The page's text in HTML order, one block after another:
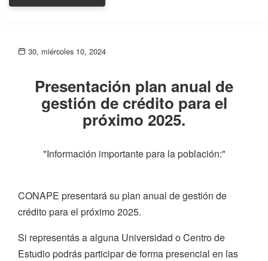
30, miércoles 10, 2024
Presentación plan anual de
gestión de crédito para el
próximo 2025.
"Información importante para la población:"
CONAPE presentará su plan anual de gestión de
crédito para el próximo 2025.
Si representás a alguna Universidad o Centro de
Estudio podrás participar de forma presencial en las